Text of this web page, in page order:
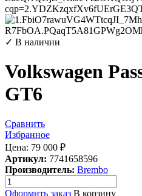
✓ В наличии
Volkswagen
GT6
Сравнить
Избранное
Цена: 79 000 ₽
Артикул: 7741658596
Производитель: Brembo
Оформить заказ В корзину